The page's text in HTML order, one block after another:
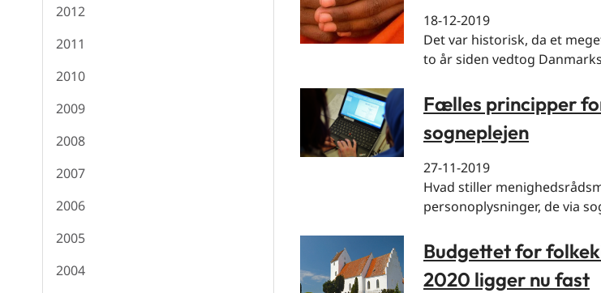
2012
2011
2010
2009
2008
2007
2006
2005
2004
18-12-2019
Det var historisk, da et
to år siden vedtog
Fælles principper
sogneplejen
27-11-2019
Hvad stiller
personoplysninger, de via
Budgettet for
2020 ligger nu fast